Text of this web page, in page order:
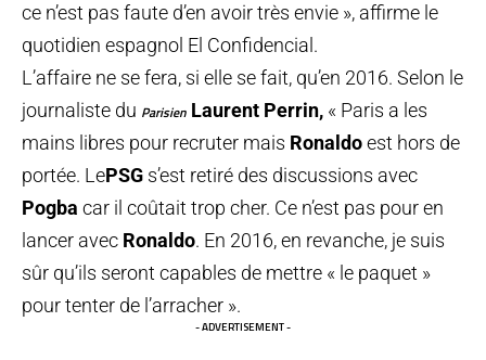
ce n’est pas faute d’en avoir très envie », affirme le
quotidien espagnol El Confidencial.
L’affaire ne se fera, si elle se fait, qu’en 2016. Selon le
journaliste du Parisien Laurent Perrin, « Paris a les
mains libres pour recruter mais Ronaldoest hors de
portée. LePSG s’est retiré des discussions avec
Pogba car il coûtait trop cher. Ce n’est pas pour en
lancer avec Ronaldo. En 2016, en revanche, je suis
sûr qu’ils seront capables de mettre « le paquet »
pour tenter de l’arracher ».
- ADVERTISEMENT -